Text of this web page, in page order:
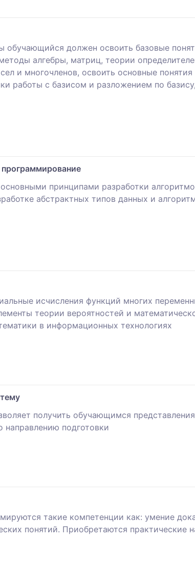
обучающийся должен освоить базовые
алгебры, матриц, теории
и многочленов, освоить основные
работы с базисом и разложением по
принципами разработки
абстрактных типов данных и
исчисления функций многих
теории вероятностей и
в информационных технологиях
получить обучающимся
направлению подготовки
такие компетенции как: умение
понятий. Приобретаются практические